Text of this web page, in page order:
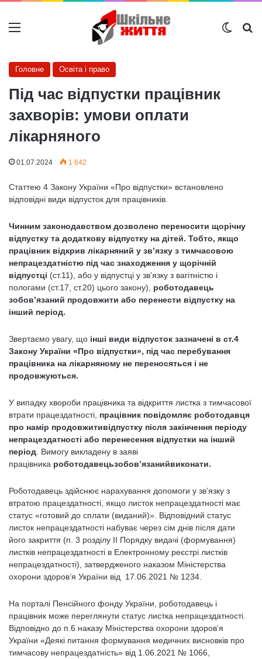
Меню
Головне Освіта і право
Під час відпустки працівник
захворів: умови оплати
лікарняного
01.07.2024 1 642
Статтею 4 Закону України «Про відпустки» встановлено
відповідні види відпусток для працівників.
Чинним законодавством дозволено переносити щорічну
відпустку та додаткову відпустку на дітей. Тобто, якщо
працівник відкрив лікарняний у зв’язку з тимчасовою
непрацездатністю під час знаходження у щорічній
відпустці (ст.11), або у відпустці у зв’язку з вагітністю і
пологами (ст.17, ст.20) цього закону), роботодавець
зобов’язаний продовжити або перенести відпустку на
інший період.
Звертаємо увагу, що інші види відпусток зазначені в ст.4
Закону України «Про відпустки», під час перебування
працівника на лікарняному не переносяться і не
продовжуються.
У випадку хвороби працівника та відкриття листка з тимчасової
втрати працездатності, працівник повідомляє роботодавця
про намір продовжитивідпустку після закінчення періоду
непрацездатності або перенесення відпустки на інший
період . Вимогу викладену в заяві
працівника роботодавецьзобов’язанийвиконати.
Роботодавець здійснює нарахування допомоги у зв’язку з
втратою працездатності, якщо листок непрацездатності має
статус «готовий до сплати (виданий)». Відповідний статус
листок непрацездатності набуває через сім днів після дати
його закриття (п. 3 розділу II Порядку видачі (формування)
листків непрацездатності в Електронному реєстрі листків
непрацездатності), затвердженого наказом Міністерства
охорони здоров’я України від 17.06.2021 № 1234.
На порталі Пенсійного фонду України, роботодавець і
працівник може переглянути статус листка непрацездатності.
Відповідно до п.6 наказу Міністерства охорони здоров’я
України «Деякі питання формування медичних висновків про
тимчасову непрацездатність» від 1.06.2021 № 1066,